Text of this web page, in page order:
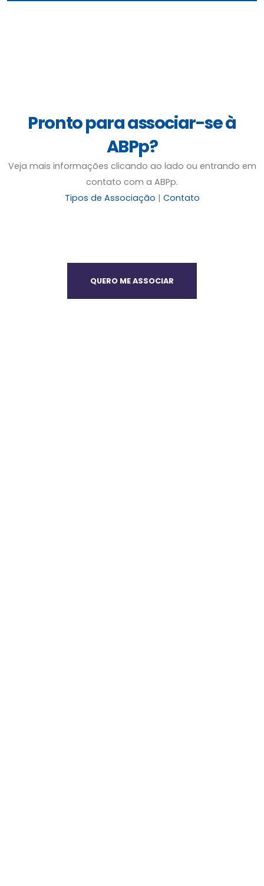
Pronto para associar-se à
ABPp?
Veja mais informações clicando ao lado ou entrando em
contato com a ABPp.
Tipos de Associação | Contato
QUERO ME ASSOCIAR